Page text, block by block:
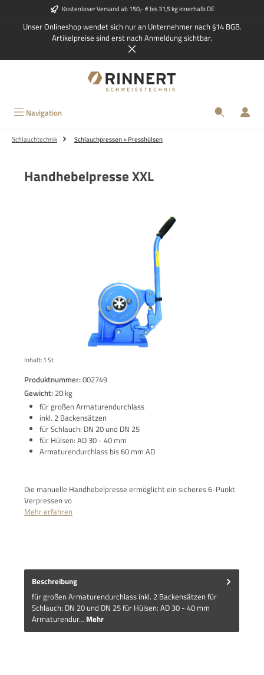
Zum Hauptinhalt springenKostenloser Versand ab 150,- € bis 31,5 kg innerhalb DE
Unser Onlineshop wendet sich nur an Unternehmer nach §14 BGB.
Artikelpreise sind erst nach Anmeldung sichtbar.
Navigation
Schlauchtechnik Schlauchpressen + Presshülsen
Handhebelpresse XXL
Inhalt:1 St
Produktnummer:002749
Gewicht: 20 kg
für großen Armaturendurchlass
inkl. 2 Backensätzen
für Schlauch: DN 20 und DN 25
für Hülsen: AD 30 - 40 mm
Armaturendurchlass bis 60 mm AD
Die manuelle Handhebelpresse ermöglicht ein sicheres 6-Punkt
Verpressen vo
Mehr erfahren
Beschreibung
für großen Armaturendurchlass inkl. 2 Backensätzen für
Schlauch: DN 20 und DN 25 für Hülsen: AD 30 - 40 mm
Armaturendur… Mehr